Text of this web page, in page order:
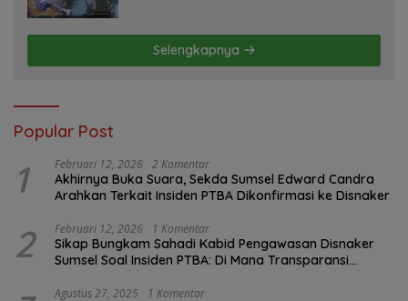
Selengkapnya
Popular Post
1 Februari 12, 2026 2 Komentar
Akhirnya Buka Suara, Sekda Sumsel Edward Candra
Arahkan Terkait Insiden PTBA Dikonfirmasi ke Disnaker
2 Februari 12, 2026 1 Komentar
Sikap Bungkam Sahadi Kabid Pengawasan Disnaker
Sumsel Soal Insiden PTBA: Di Mana Transparansi
Agustus 27, 2025 1 Komentar